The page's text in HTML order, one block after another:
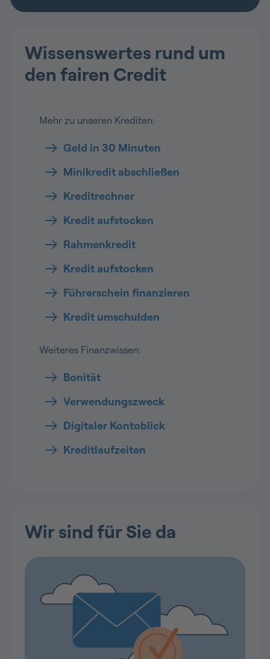
Wissenswertes rund um
den fairen Credit
Mehr zu unseren Krediten:
Geld in 30 Minuten
Minikredit abschließen
Kreditrechner
Kredit aufstocken
Rahmenkredit
Kredit aufstocken
Führerschein finanzieren
Kredit umschulden
Weiteres Finanzwissen:
Bonität
Verwendungszweck
Digitaler Kontoblick
Kreditlaufzeiten
Wir sind für Sie da